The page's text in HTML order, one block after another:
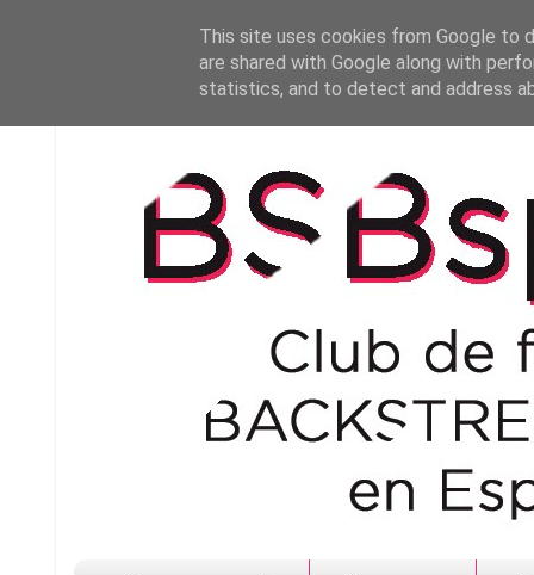
This site uses cookies from Google to
are shared with Google along with
statistics, and to detect and address